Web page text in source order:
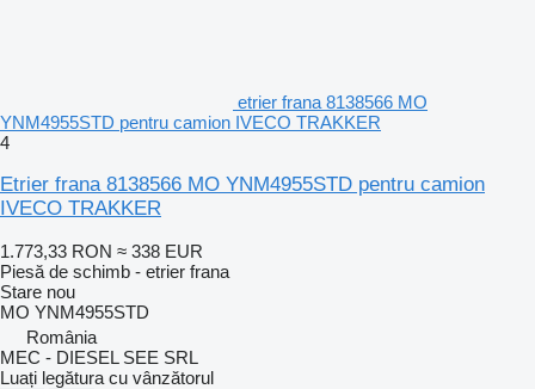
etrier frana 8138566 MO
YNM4955STD pentru camion IVECO TRAKKER
4
Etrier frana 8138566 MO YNM4955STD pentru camion
IVECO TRAKKER
1.773,33 RON ≈ 338 EUR
Piesă de schimb - etrier frana
Stare nou
MO YNM4955STD
România
MEC - DIESEL SEE SRL
Luați legătura cu vânzătorul